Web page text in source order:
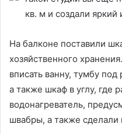
На балконе поставили
хозяйственного
вписать ванну, тумбу
а также шкаф в углу, где
водонагреватель,
швабры, а также сделали